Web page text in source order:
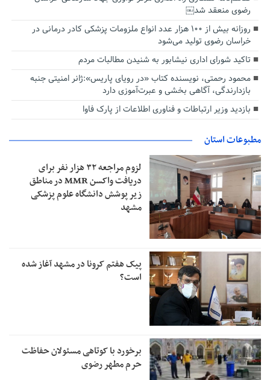
رضوی منعقد شد￼
روزانه بیش از ۱۰۰ هزار عدد انواع ملزومات پزشکی کادر درمانی در
خراسان رضوی تولید می‌شود
تاکید شورای اداری نیشابور به شنیدن مطالبات مردم
محمود رحمتی، نویسنده کتاب «در رویای پاریس»:ژانر امنیتی جنبه
بازدارندگی، آگاهی بخشی و عبرت‌آموزی دارد
بازدید وزیر ارتباطات و فناوری اطلاعات از پارک فاوا
مطبوعات استان
لزوم مراجعه ۳۲ هزار نفر برای
دریافت واکسن MMR در مناطق
زیر پوشش دانشگاه علوم پزشکی
مشهد
پیک هفتم کرونا در مشهد آغاز شده
است؟
برخورد با کوتاهی مسئولان حفاظت
حرم مطهر رضوی